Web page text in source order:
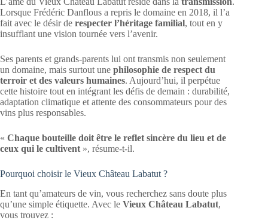
Lorsque Frédéric Danflous a repris le domaine en 2018, il l’a
fait avec le désir de respecter l’héritage familial, tout en y
insufflant une vision tournée vers l’avenir.
Ses parents et grands-parents lui ont transmis non seulement
un domaine, mais surtout une philosophie de respect du
terroir et des valeurs humaines. Aujourd’hui, il perpétue
cette histoire tout en intégrant les défis de demain : durabilité,
adaptation climatique et attente des consommateurs pour des
vins plus responsables.
« Chaque bouteille doit être le reflet sincère du lieu et de
ceux qui le cultivent », résume-t-il.
Pourquoi choisir le Vieux Château Labatut ?
En tant qu’amateurs de vin, vous recherchez sans doute plus
qu’une simple étiquette. Avec le Vieux Château Labatut,
vous trouvez :